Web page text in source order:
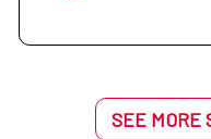
SEE MORE